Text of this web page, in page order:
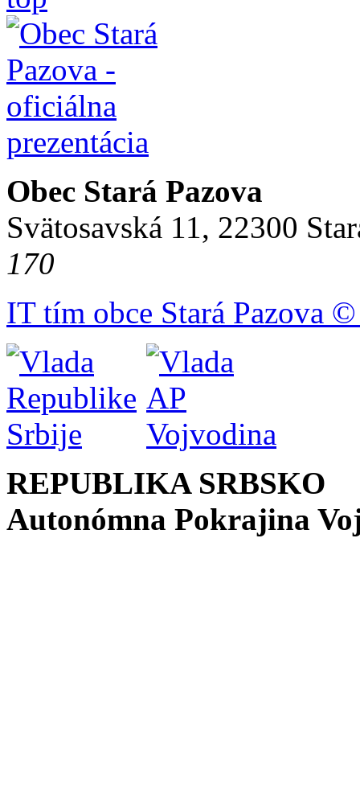
Obec Stará Pazova
Svätosavská 11, 22300
170
IT tím obce Stará Pazova
REPUBLIKA SRBSKO
Autonómna Pokrajina